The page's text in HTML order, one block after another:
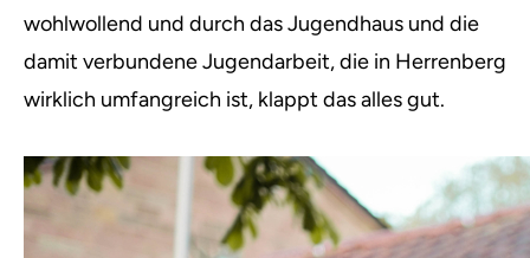
wohlwollend und durch das Jugendhaus und die
damit verbundene Jugendarbeit, die in Herrenberg
wirklich umfangreich ist, klappt das alles gut.